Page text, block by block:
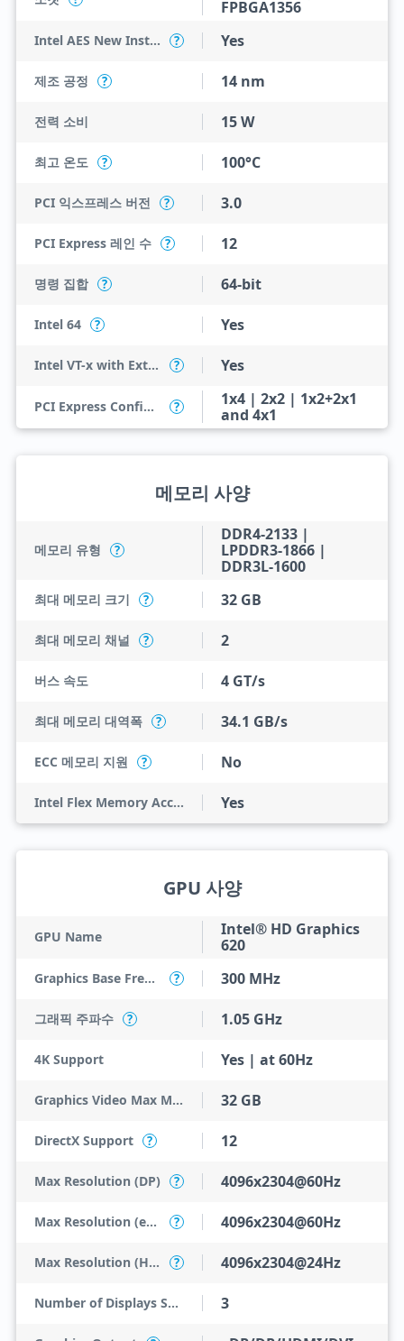
FPBGA1356
Intel AES New Instructions ? Yes
제조 공정 ? 14 nm
전력 소비 15 W
최고 온도 ? 100°C
PCI 익스프레스 버전 ? 3.0
PCI Express 레인 수 ? 12
명령 집합 ? 64-bit
Intel 64 ? Yes
Intel VT-x with Extended Page Tables (EPT) ? Yes
PCI Express Configurations ?
1x4 | 2x2 | 1x2+2x1
and 4x1
메모리 사양
메모리 유형 ?
DDR4-2133 |
LPDDR3-1866 |
DDR3L-1600
최대 메모리 크기 ? 32 GB
최대 메모리 채널 ? 2
버스 속도 4 GT/s
최대 메모리 대역폭 ? 34.1 GB/s
ECC 메모리 지원 ? No
Intel Flex Memory Access Yes
GPU 사양
GPU Name
Intel® HD Graphics
620
Graphics Base Frequency ? 300 MHz
그래픽 주파수 ? 1.05 GHz
4K Support Yes | at 60Hz
Graphics Video Max Memory 32 GB
DirectX Support ? 12
Max Resolution (DP) ? 4096x2304@60Hz
Max Resolution (eDP - Integrated Flat Panel) ? 4096x2304@60Hz
Max Resolution (HDMI) ? 4096x2304@24Hz
Number of Displays Supported 3